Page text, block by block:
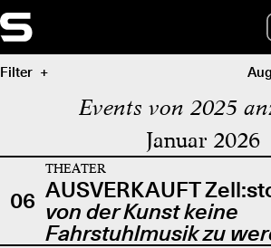
Filter
Events von 2025
Januar 2026
06
THEATER
AUSVERKAUFT
von der Kunst keine
Fahrstuhlmusik zu